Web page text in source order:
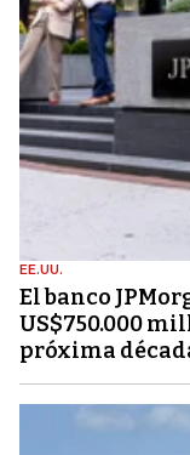
EE.UU.
El banco
US$750.000
próxima